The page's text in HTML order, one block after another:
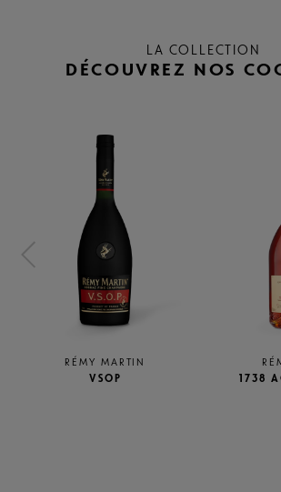
LA COLLECTION
DÉCOUVREZ NOS
RÉMY MARTIN
VSOP 1738